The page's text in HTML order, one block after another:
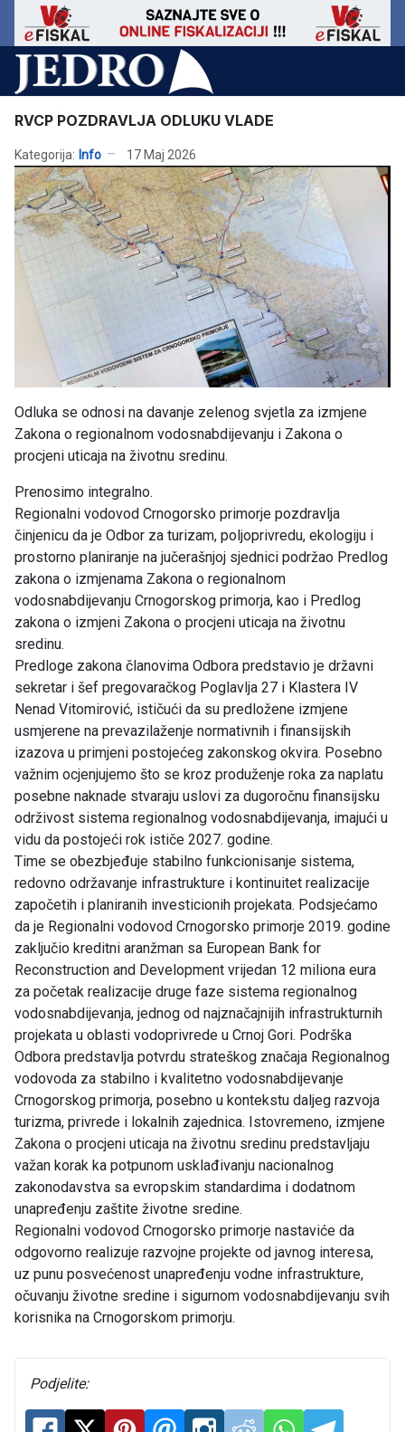
RVCP POZDRAVLJA ODLUKU VLADE
Kategorija: Info 17 Maj 2026
Odluka se odnosi na davanje zelenog svjetla za izmjene
Zakona o regionalnom vodosnabdijevanju i Zakona o
procjeni uticaja na životnu sredinu.
Prenosimo integralno.
Regionalni vodovod Crnogorsko primorje pozdravlja
činjenicu da je Odbor za turizam, poljoprivredu, ekologiju i
prostorno planiranje na jučerašnjoj sjednici podržao Predlog
zakona o izmjenama Zakona o regionalnom
vodosnabdijevanju Crnogorskog primorja, kao i Predlog
zakona o izmjeni Zakona o procjeni uticaja na životnu
sredinu.
Predloge zakona članovima Odbora predstavio je državni
sekretar i šef pregovaračkog Poglavlja 27 i Klastera IV
Nenad Vitomirović, ističući da su predložene izmjene
usmjerene na prevazilaženje normativnih i finansijskih
izazova u primjeni postojećeg zakonskog okvira. Posebno
važnim ocjenjujemo što se kroz produženje roka za naplatu
posebne naknade stvaraju uslovi za dugoročnu finansijsku
održivost sistema regionalnog vodosnabdijevanja, imajući u
vidu da postojeći rok ističe 2027. godine.
Time se obezbjeđuje stabilno funkcionisanje sistema,
redovno održavanje infrastrukture i kontinuitet realizacije
započetih i planiranih investicionih projekata. Podsjećamo
da je Regionalni vodovod Crnogorsko primorje 2019. godine
zaključio kreditni aranžman sa European Bank for
Reconstruction and Development vrijedan 12 miliona eura
za početak realizacije druge faze sistema regionalnog
vodosnabdijevanja, jednog od najznačajnijih infrastrukturnih
projekata u oblasti vodoprivrede u Crnoj Gori. Podrška
Odbora predstavlja potvrdu strateškog značaja Regionalnog
vodovoda za stabilno i kvalitetno vodosnabdijevanje
Crnogorskog primorja, posebno u kontekstu daljeg razvoja
turizma, privrede i lokalnih zajednica. Istovremeno, izmjene
Zakona o procjeni uticaja na životnu sredinu predstavljaju
važan korak ka potpunom usklađivanju nacionalnog
zakonodavstva sa evropskim standardima i dodatnom
unapređenju zaštite životne sredine.
Regionalni vodovod Crnogorsko primorje nastaviće da
odgovorno realizuje razvojne projekte od javnog interesa,
uz punu posvećenost unapređenju vodne infrastrukture,
očuvanju životne sredine i sigurnom vodosnabdijevanju svih
korisnika na Crnogorskom primorju.
Podjelite: